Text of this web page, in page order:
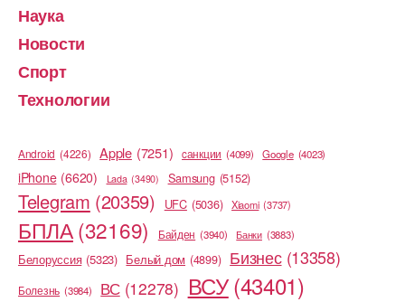
Наука
Новости
Спорт
Технологии
Android (4226) Apple (7251) cанкции (4099) Google (4023)
iPhone (6620) Lada (3490) Samsung (5152)
Telegram (20359) UFC (5036) Xiaomi (3737)
БПЛА(32169) Байден (3940) Банки (3883)
Белоруссия (5323) Белый дом (4899) Бизнес (13358)
Болезнь (3984) ВС (12278) ВСУ(43401)